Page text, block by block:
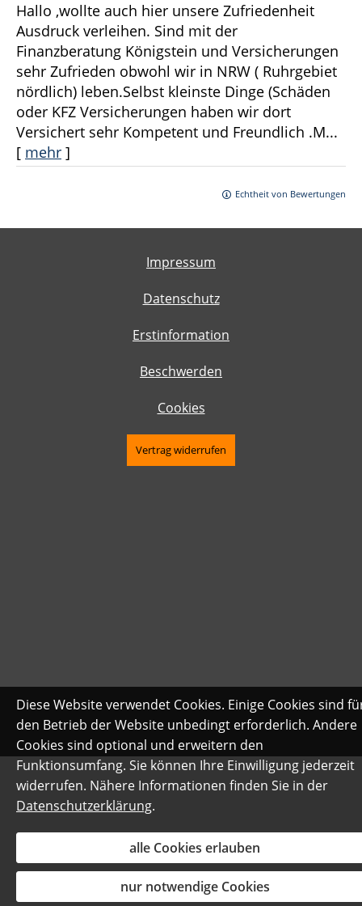
Hallo ,wollte auch hier unsere Zufriedenheit
Ausdruck verleihen. Sind mit der
Finanzberatung Königstein und Versicherungen
sehr Zufrieden obwohl wir in NRW ( Ruhrgebiet
nördlich) leben.Selbst kleinste Dinge (Schäden
oder KFZ Versicherungen haben wir dort
Versichert sehr Kompetent und Freundlich .M...
[ mehr ]
Echtheit von Bewertungen
Impressum
Datenschutz
Erstinformation
Beschwerden
Cookies
Vertrag widerrufen
Diese Website verwendet Cookies. Einige Cookies sind
den Betrieb der Website unbedingt erforderlich. Andere
Cookies sind optional und erweitern den
Funktionsumfang. Sie können Ihre Einwilligung jederzeit
widerrufen. Nähere Informationen finden Sie in der
Datenschutzerklärung.
alle Cookies erlauben
nur notwendige Cookies